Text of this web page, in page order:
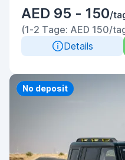
AED 95 - 150/
(1-2 Tage: AED 150/
Details
Priority
No deposit